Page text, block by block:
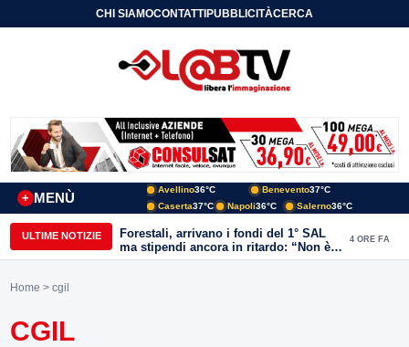
CHI SIAMOCONTATTIPUBBLICITÀCERCA
MENÙ
+
Avellino36°C Benevento37°C
Caserta37°C Napoli36°C Salerno36°C
ULTIME NOTIZIE
Forestali, arrivano i fondi del 1° SAL
ma stipendi ancora in ritardo: “Non è
più sostenibile”
4 ORE FA
Home > cgil
CGIL